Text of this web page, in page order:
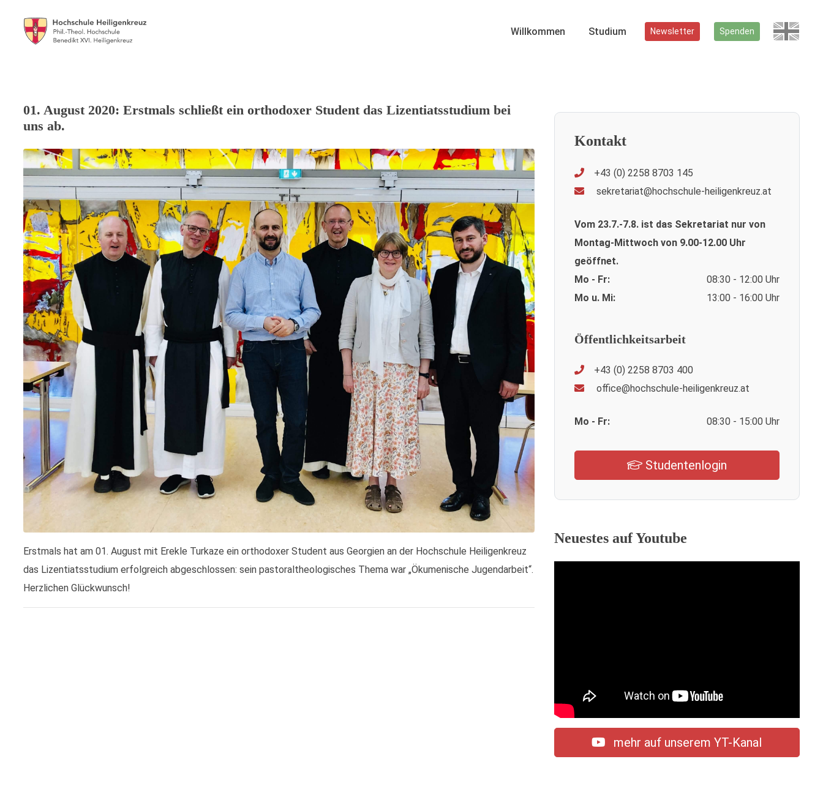
Willkommen Studium Newsletter Spenden
01. August 2020: Erstmals schließt ein orthodoxer Student das Lizentiatsstudium bei
uns ab.
Erstmals hat am 01. August mit Erekle Turkaze ein orthodoxer Student aus Georgien an der Hochschule Heiligenkreuz
das Lizentiatsstudium erfolgreich abgeschlossen: sein pastoraltheologisches Thema war „Ökumenische Jugendarbeit“.
Herzlichen Glückwunsch!
Kontakt
+43 (0) 2258 8703 145
sekretariat@hochschule-heiligenkreuz.at
Vom 23.7.-7.8. ist das Sekretariat nur von
Montag-Mittwoch von 9.00-12.00 Uhr
geöffnet.
Mo - Fr:
08:30 - 12:00 Uhr
Mo u. Mi:
13:00 - 16:00 Uhr
Öffentlichkeitsarbeit
+43 (0) 2258 8703 400
office@hochschule-heiligenkreuz.at
Mo - Fr: 08:30 - 15:00 Uhr
Studentenlogin
Neuestes auf Youtube
mehr auf unserem YT-Kanal